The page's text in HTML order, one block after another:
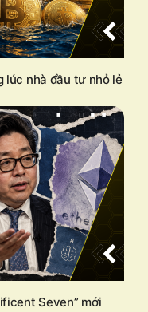
lúc nhà đầu tư nhỏ lẻ
Seven” mới